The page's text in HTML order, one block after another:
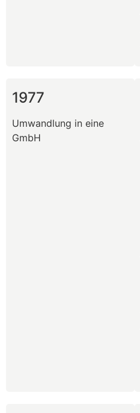
1977
Umwandlung in eine
GmbH